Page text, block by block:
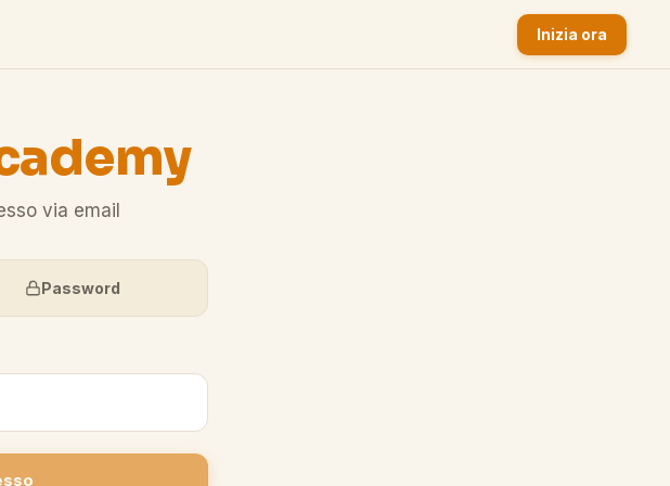
Inizia ora
via email
Password